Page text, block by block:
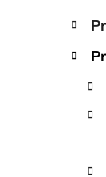
P
s
K
a